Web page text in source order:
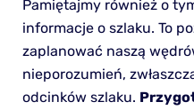
Pamiętajmy również o
informacje o szlaku. To
zaplanować naszą
nieporozumień,
odcinków szlaku.